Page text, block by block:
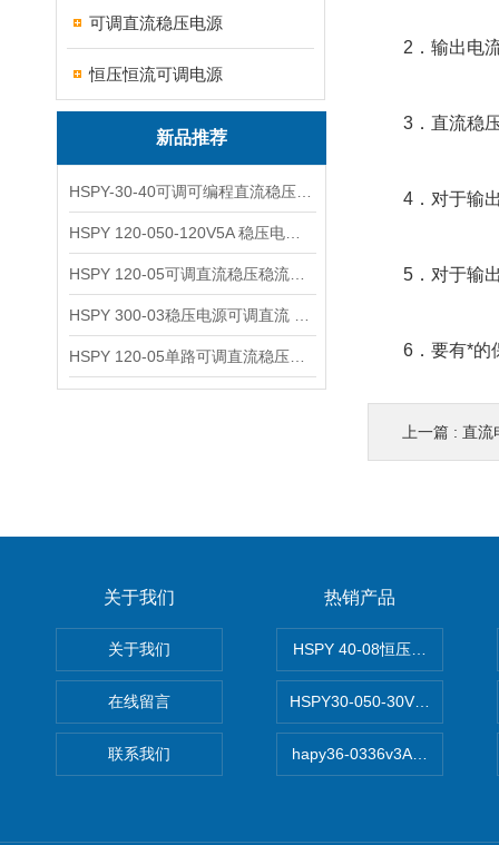
可调直流稳压电源
恒压恒流可调电源
新品推荐
2．输出电流
3．直流稳压
4．对于输出
5．对于输出
6．要有*的保
上一篇 : 直流
关于我们
关于我们
在线留言
联系我们
热销产品
HSPY 40-08恒压恒流恒功率
HSPY30-050-30V/-05A可调
hapy36-0336v3A高精度小型